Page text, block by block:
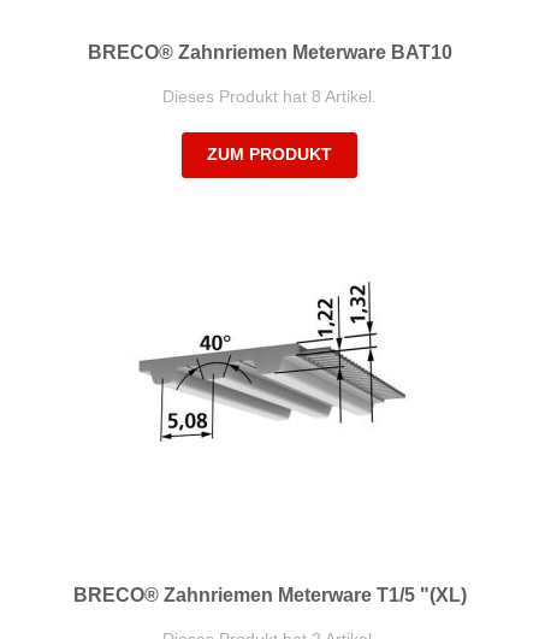
BRECO® Zahnriemen Meterware BAT10
Dieses Produkt hat 8 Artikel.
ZUM PRODUKT
BRECO® Zahnriemen Meterware T1/5 "(XL)